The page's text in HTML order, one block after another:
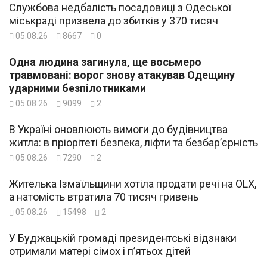
Службова недбалість посадовиці з Одеської
міськраді призвела до збитків у 370 тисяч
05.08.26 8667 0
Одна людина загинула, ще восьмеро
травмовані: ворог знову атакував Одещину
ударними безпілотниками
05.08.26 9099 2
В Україні оновлюють вимоги до будівництва
житла: в пріорітеті безпека, ліфти та безбар’єрність
05.08.26 7290 2
Жителька Ізмаїльщини хотіла продати речі на OLX,
а натомість втратила 70 тисяч гривень
05.08.26 15498 2
У Буджацькій громаді президентські відзнаки
отримали матері сімох і п’ятьох дітей